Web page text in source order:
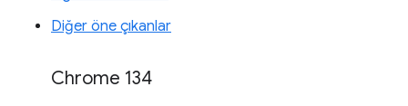
Diğer öne çıkanlar
Chrome 134